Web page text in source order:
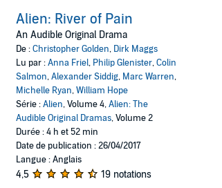
Alien: River of Pain
An Audible Original Drama
De :Christopher Golden, Dirk Maggs
Lu par :Anna Friel, Philip Glenister,Colin
Salmon,Alexander Siddig, Marc Warren,
Michelle Ryan,William Hope
Série :Alien, Volume 4,Alien: The
Audible Original Dramas, Volume 2
Durée : 4 h et 52 min
Date de publication : 26/04/2017
Langue : Anglais
4,5 19 notations